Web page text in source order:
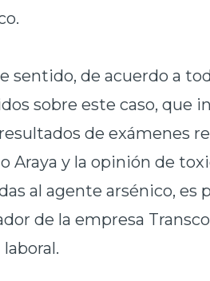
sentido, de acuerdo a
sobre este caso, que
de exámenes
Araya y la opinión de
al agente arsénico,
de la empresa